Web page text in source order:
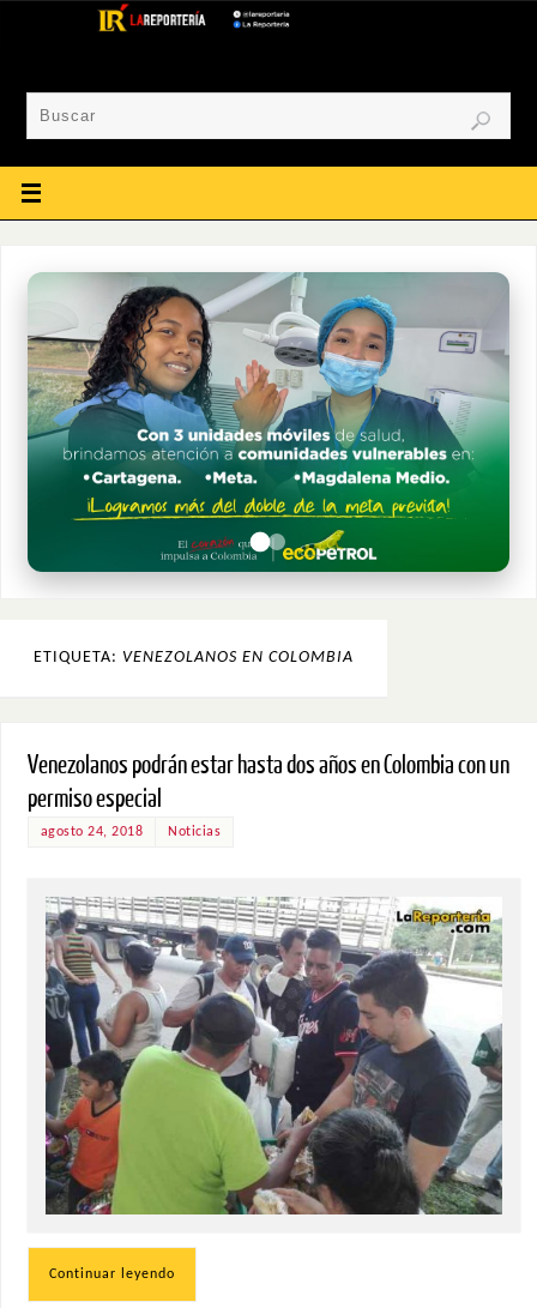
ETIQUETA: VENEZOLANOS EN COLOMBIA
Venezolanos podrán estar hasta dos años en Colombia con un
permiso especial
agosto 24, 2018 Noticias
Continuar leyendo